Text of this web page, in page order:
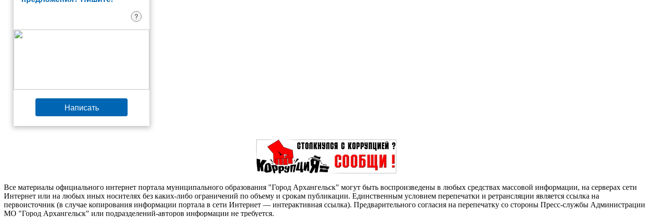
?
Написать
Все материалы официального интернет портала муниципального образования "Город Архангельск" могут быть воспроизведены в любых средствах массовой информации, на серверах сети
Интернет или на любых иных носителях без каких-либо ограничений по объему и срокам публикации. Единственным условием перепечатки и ретрансляции является ссылка на
первоисточник (в случае копирования информации портала в сети Интернет — интерактивная ссылка). Предварительного согласия на перепечатку со стороны Пресс-службы Администрации
МО "Город Архангельск" или подразделений-авторов информации не требуется.